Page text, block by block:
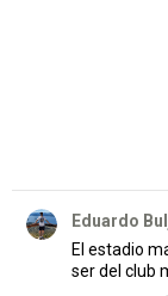
Eduardo
El estadio
ser del club